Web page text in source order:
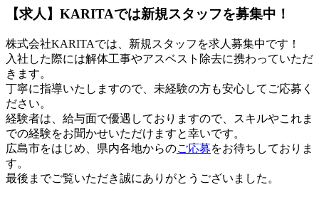
【求人】KARITAでは新規スタッフを募集中！
株式会社KARITAでは、新規スタッフを求人募集中です！
入社した際には解体工事やアスベスト除去に携わっていただ
きます。
丁寧に指導いたしますので、未経験の方も安心してご応募く
ださい。
経験者は、給与面で優遇しておりますので、スキルやこれま
での経験をお聞かせいただけますと幸いです。
広島市をはじめ、県内各地からのご応募をお待ちしておりま
す。
最後までご覧いただき誠にありがとうございました。